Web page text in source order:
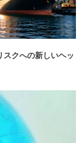
スクへの新しいヘッ